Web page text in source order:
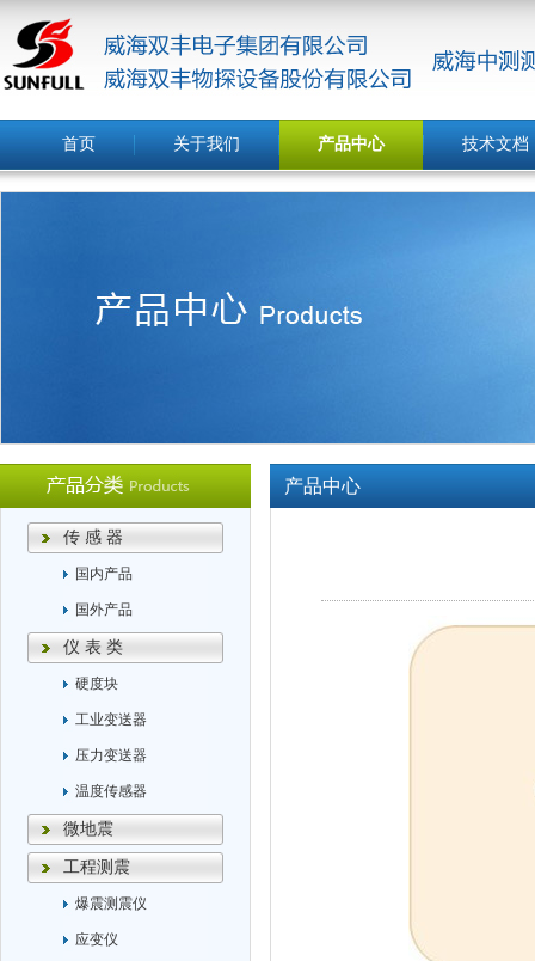
首页 关于我们 产品中心 技术文档
传 感 器
国内产品
国外产品
仪 表 类
硬度块
工业变送器
压力变送器
温度传感器
微地震
工程测震
爆震测震仪
应变仪
产品中心